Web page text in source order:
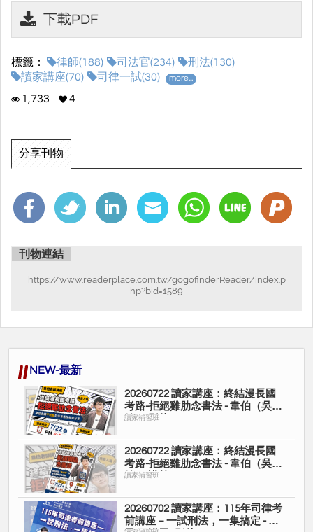
下載PDF
標籤： 律師(188) 司法官(234)
刑法(130)
讀家講座(70)
司律一試(30) more...
1,733 4
分享刊物
刊物連結
https://www.readerplace.com.tw/gogofinderReader/index.p
hp?bid=1589
NEW-最新
20260722 讀家講座：終結漫長國
考路-拒絕雞肋念書法 - 韋伯（吳宗
翰）(影片)
讀家補習班
20260722 讀家講座：終結漫長國
考路-拒絕雞肋念書法 - 韋伯（吳宗
翰）(講義)
讀家補習班
20260702 讀家講座：115年司律考
前講座－一試刑法，一集搞定 - 諾